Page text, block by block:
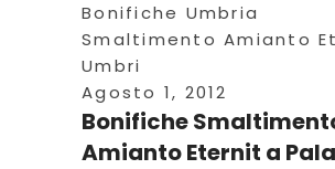
Bonifiche Umbria
Smaltimento Amianto
Umbri
Agosto 1, 2012
Bonifiche
Amianto Eternit a